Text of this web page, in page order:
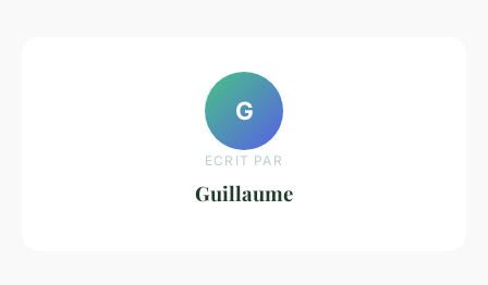
G
ECRIT PAR
Guillaume